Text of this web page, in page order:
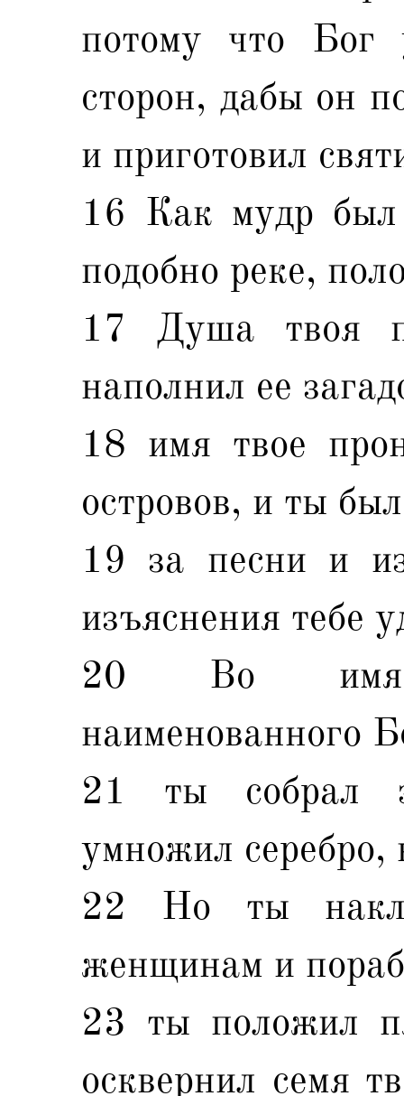
потому что Бог
сторон, дабы он
и приготовил
16 Как мудр
подобно реке,
17 Душа твоя
наполнил ее
18 имя твое
островов, и ты
19 за песни и
изъяснения тебе
20 Во имя
наименованного
21 ты собрал
умножил серебро,
22 Но ты
женщинам и
23 ты положил
осквернил семя